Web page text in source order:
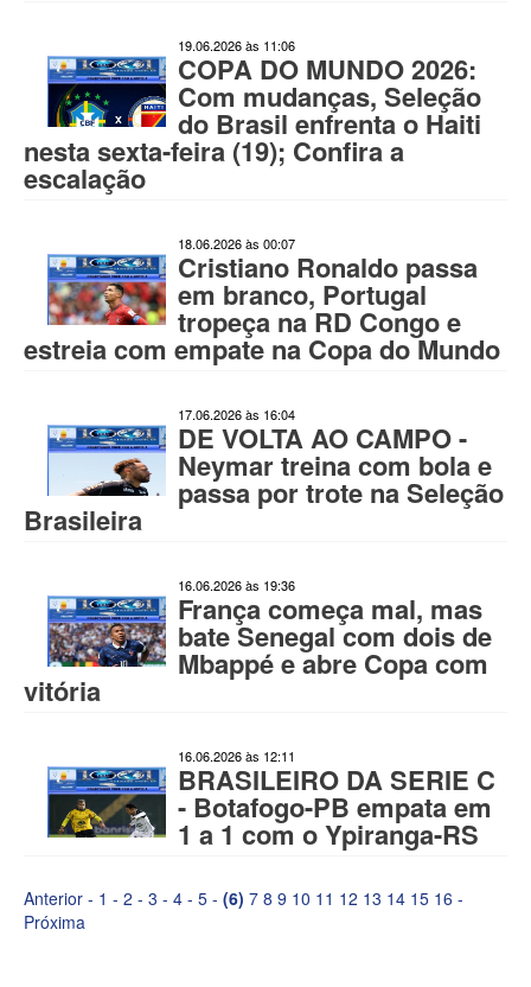
19.06.2026 às 11:06
COPA DO MUNDO 2026:
Com mudanças, Seleção
do Brasil enfrenta o Haiti
nesta sexta-feira (19); Confira a
escalação
18.06.2026 às 00:07
Cristiano Ronaldo passa
em branco, Portugal
tropeça na RD Congo e
estreia com empate na Copa do Mundo
17.06.2026 às 16:04
DE VOLTA AO CAMPO -
Neymar treina com bola e
passa por trote na Seleção
Brasileira
16.06.2026 às 19:36
França começa mal, mas
bate Senegal com dois de
Mbappé e abre Copa com
vitória
16.06.2026 às 12:11
BRASILEIRO DA SERIE C
- Botafogo-PB empata em
1 a 1 com o Ypiranga-RS
Anterior - 1 - 2 - 3 - 4 - 5 - (6) 7 8 9 10 11 12 13 14 15 16 -
Próxima